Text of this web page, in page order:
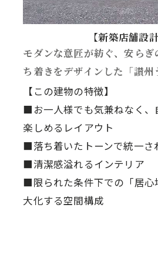
【新築店舗設計
モダンな意匠が紡ぐ、安らぎ
ち着きをデザインした「讃州
【この建物の特徴】
■お一人様でも気兼ねなく、
楽しめるレイアウト
■落ち着いたトーンで統一さ
■清潔感溢れるインテリア
■限られた条件下での「居心
大化する空間構成